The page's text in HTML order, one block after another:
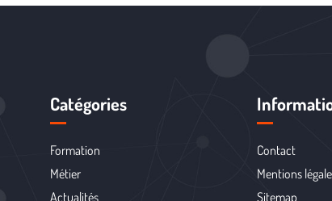
Catégories
Formation
Métier
Actualités
Contact
Mentions
Sitemap